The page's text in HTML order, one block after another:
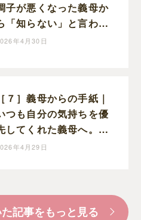
子が悪くなった義母か
「知らない」と言われ
ショックを受ける嫁
年4月30日
［７］義母からの手紙｜
つも自分の気持ちを優
してくれた義母へ。嫁
ら今までの感謝の気持
年4月29日
記事をもっと見る